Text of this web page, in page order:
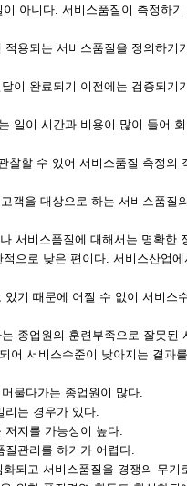
아니다. 서비스품질이 측정하기
용되는 서비스품질을 정의하기
이 완료되기 이전에는 검증되기
일이 시간과 비용이 많이 들어
찰할 수 있어 서비스품질 측정의
객을 대상으로 하는 서비스품질
서비스품질에 대해서는 명확한
으로 낮은 편이다. 서비스산업에
기 때문에 어쩔 수 없이 서비스
종업원의 훈련부족으로 잘못된
어 서비스수준이 낮아지는 결과
물다가는 종업원이 많다.
리는 경우가 있다.
저지를 가능성이 높다.
품질관리를 하기가 어렵다.
되고 서비스품질을 경쟁의 무기